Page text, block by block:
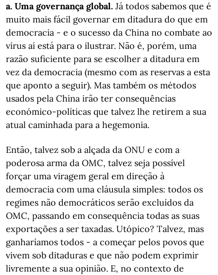
a. Uma governança global. Já todos sabemos que é
muito mais fácil governar em ditadura do que em
democracia - e o sucesso da China no combate ao
vírus aí está para o ilustrar. Não é, porém, uma
razão suficiente para se escolher a ditadura em
vez da democracia (mesmo com as reservas a esta
que aponto a seguir). Mas também os métodos
usados pela China irão ter consequências
económico-políticas que talvez lhe retirem a sua
atual caminhada para a hegemonia.
Então, talvez sob a alçada da ONU e com a
poderosa arma da OMC, talvez seja possível
forçar uma viragem geral em direção à
democracia com uma cláusula simples: todos os
regimes não democráticos serão excluídos da
OMC, passando em consequência todas as suas
exportações a ser taxadas. Utópico? Talvez, mas
ganharíamos todos - a começar pelos povos que
vivem sob ditaduras e que não podem exprimir
livremente a sua opinião. E, no contexto de